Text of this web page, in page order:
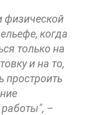
физической
когда
только на
и на то,
простроить
–